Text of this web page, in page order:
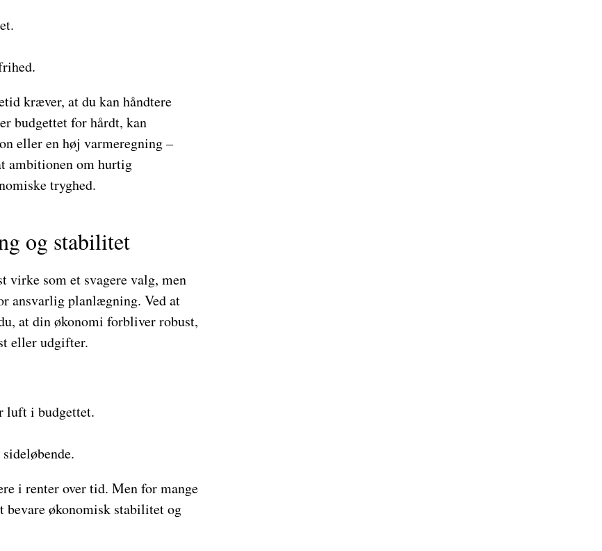
kræver, at du kan håndtere
budgettet for hårdt, kan
eller en høj varmeregning –
ambitionen om hurtig
tryghed.
og stabilitet
virke som et svagere valg, men
ansvarlig planlægning. Ved at
at din økonomi forbliver robust,
eller udgifter.
luft i budgettet.
i renter over tid. Men for mange
bevare økonomisk stabilitet og